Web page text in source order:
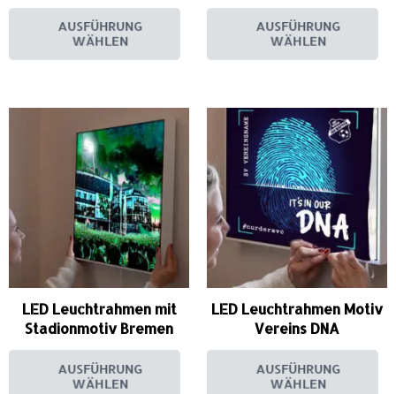
AUSFÜHRUNG
WÄHLEN
AUSFÜHRUNG
WÄHLEN
LED Leuchtrahmen mit
Stadionmotiv Bremen
AUSFÜHRUNG
WÄHLEN
LED Leuchtrahmen Motiv
Vereins DNA
AUSFÜHRUNG
WÄHLEN